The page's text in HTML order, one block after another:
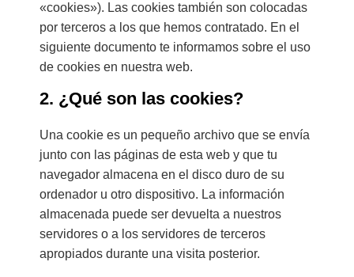
«cookies»). Las cookies también son colocadas
por terceros a los que hemos contratado. En el
siguiente documento te informamos sobre el uso
de cookies en nuestra web.
2. ¿Qué son las cookies?
Una cookie es un pequeño archivo que se envía
junto con las páginas de esta web y que tu
navegador almacena en el disco duro de su
ordenador u otro dispositivo. La información
almacenada puede ser devuelta a nuestros
servidores o a los servidores de terceros
apropiados durante una visita posterior.